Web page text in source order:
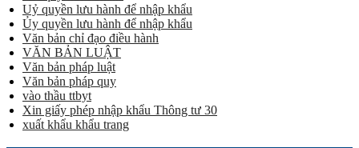
Uỷ quyền lưu hành để nhập khẩu
Ủy quyền lưu hành để nhập khẩu
Văn bản chỉ đạo điều hành
VĂN BẢN LUẬT
Văn bản pháp luật
Văn bản pháp quy
vào thầu ttbyt
Xin giấy phép nhập khẩu Thông tư 30
xuất khẩu khẩu trang